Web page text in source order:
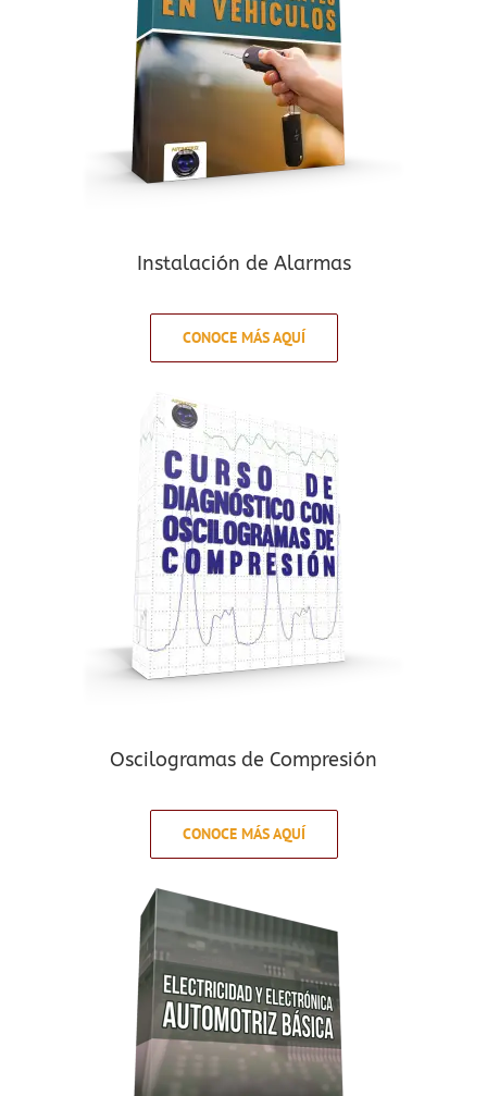
Instalación de Alarmas
CONOCE MÁS AQUÍ
Oscilogramas de Compresión
CONOCE MÁS AQUÍ